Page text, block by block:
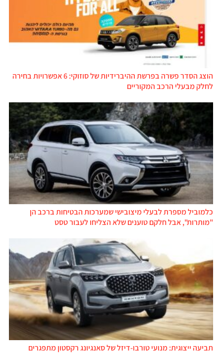
הוצג הסדר פשרה בפרשת ההיברידיות של סוזוקי: 6 אפשרויות בחירה
לחלק מבעלי הרכב המקוריים
כלמוביל מספרת לבעלי מיצובישי שמערכות הבטיחות ברכב הן
"מותרות", אבל חלקם טוענים שלא הצליחו לעבור טסט
תביעה ייצוגית: מנועי טורבו-דיזל של סאנגיונג רקסטון מתפגרים